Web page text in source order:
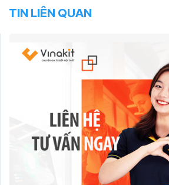
TIN LIÊN QUAN